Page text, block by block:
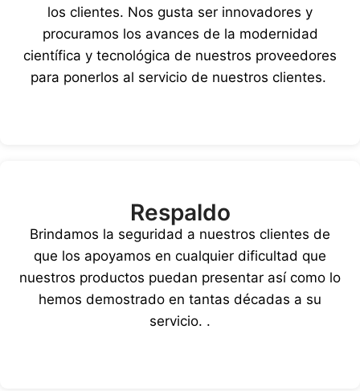
los clientes. Nos gusta ser innovadores y
procuramos los avances de la modernidad
científica y tecnológica de nuestros proveedores
para ponerlos al servicio de nuestros clientes.
Respaldo
Brindamos la seguridad a nuestros clientes de
que los apoyamos en cualquier dificultad que
nuestros productos puedan presentar así como lo
hemos demostrado en tantas décadas a su
servicio. .